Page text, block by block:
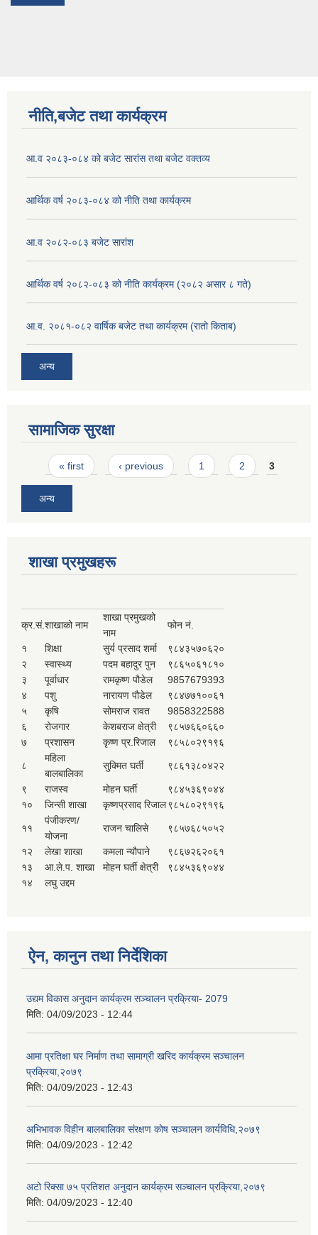
नीति,बजेट तथा कार्यक्रम
आ.व २०८३-०८४ को बजेट सारांस तथा बजेट वक्तव्य
आर्थिक वर्ष २०८३-०८४ को नीति तथा कार्यक्रम
आ.व २०८२-०८३ बजेट सारांश
आर्थिक वर्ष २०८२-०८३ को नीति कार्यक्रम (२०८२ असार ८ गते)
आ.व. २०८१-०८२ वार्षिक बजेट तथा कार्यक्रम (रातो किताब)
अन्य
सामाजिक सुरक्षा
Pages
« first ‹ previous 1 2 3
अन्य
शाखा प्रमुखहरू
क्र.सं.शाखाको नाम
शाखा प्रमुखको
नाम
फोन नं.
१ शिक्षा सुर्य प्रसाद शर्मा
९८४३५७०६२०
२
स्वास्थ्य पदम बहादुर पुन
९८६५०६१८१०
३
पूर्वाधार रामकृष्ण पौडेल
9857679393
४
पशु नारायण पौडेल
९८४७७१००६१
५
कृषि सोमराज रावत
9858322588
६
रोजगार केशबराज क्षेत्री
९८५७६६०६६०
७
प्रशासन कृष्ण प्र.रिजाल ९८५८०२९१९६
८
महिला
बालबालिका
सुक्मित घर्ती ९८६१३८०४२२
९ राजस्व मोहन घर्ती
९८४५३६९०४४
१०
जिन्सी शाखा कृष्णप्रसाद रिजाल९८५८०२९१९६
११
पंजीकरण/
योजना
राजन चालिसे ९८५७६८५०५२
१२ लेखा शाखा कमला न्यौपाने
९८६७२६२०६१
१३
आ.ले.प. शाखा मोहन घर्ती क्षेत्री
९८४५३६९०४४
१४
लघु उद्दम
ऐन, कानुन तथा निर्देशिका
उद्यम विकास अनुदान कार्यक्रम सञ्चालन प्रक्रिया- 2079
मिति: 04/09/2023 - 12:44
आमा प्रतिक्षा घर निर्माण तथा सामाग्री खरिद कार्यक्रम सञ्चालन
प्रक्रिया,२०७९
मिति: 04/09/2023 - 12:43
अभिभावक विहीन बालबालिका संरक्षण कोष सञ्चालन कार्यविधि,२०७९
मिति: 04/09/2023 - 12:42
अटो रिक्सा ७५ प्रतिशत अनुदान कार्यक्रम सञ्चालन प्रक्रिया,२०७९
मिति: 04/09/2023 - 12:40